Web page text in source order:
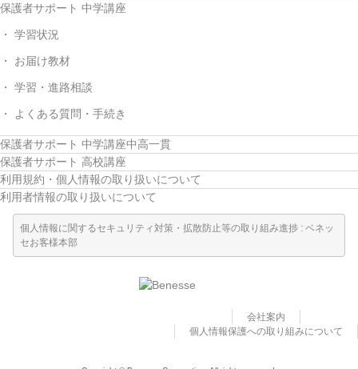
保護者サポート 中学講座
学習状況
お届け教材
学習・進路相談
よくある質問・手続き
保護者サポート 中学講座中高一貫
保護者サポート 高校講座
利用規約・個人情報の取り扱いについて
利用者情報の取り扱いについて
個人情報に関するセキュリティ対策・拡散防止等の取り組み進捗 : ベネッ
セお客様本部
会社案内
個人情報保護への取り組みについて